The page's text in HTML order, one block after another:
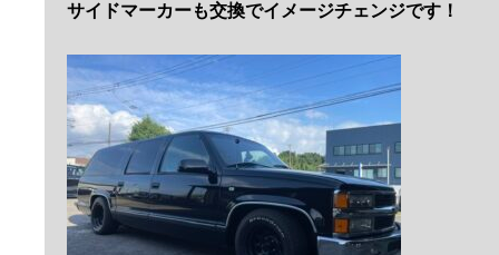
サイドマーカーも交換でイメージチェンジです！